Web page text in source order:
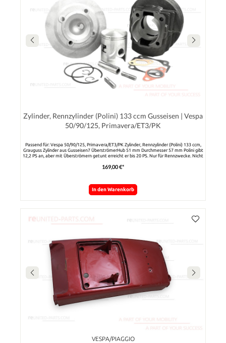
Zylinder, Rennzylinder (Polini) 133 ccm Gusseisen | Vespa
50/90/125, Primavera/ET3/PK
Passend für: Vespa 50/90/125, Primavera/ET3/PK Zylinder, Rennzylinder (Polini) 133 ccm,
Grauguss Zylinder aus Gusseisen7 ÜberströmerHub 51 mm Durchmesser 57 mm Polini gibt
12,2 PS an, aber mit Überströmern getunt erreicht er bis 20 PS. Nur für Rennzwecke. Nicht
169,00 €*
In den Warenkorb
VESPA/PIAGGIO